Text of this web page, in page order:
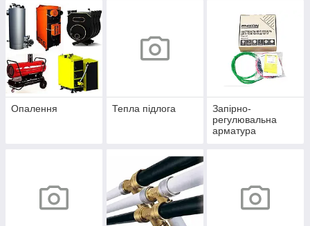
Опалення Тепла підлога
Запірно-
регулювальна
арматура